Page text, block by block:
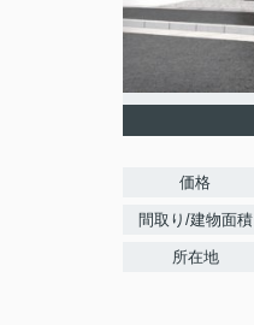
価格
間取り/建物面積
所在地